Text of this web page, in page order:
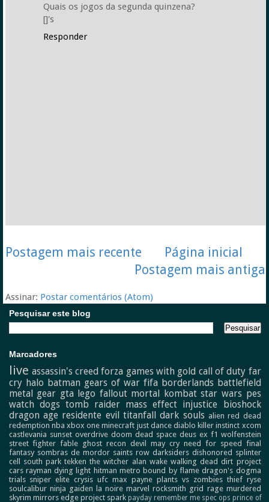
Quais os jogos da segunda quinzena?
[]'s
Responder
Postagem mais recente
Postagem mais antiga
Página inicial
Assinar: Postar comentários (Atom)
Pesquisar este blog
Marcadores
live assassin's creed forza games with gold call of duty far
cry halo batman gears of war fifa borderlands battlefield
metal gear gta lego fallout mortal kombat star wars pes
watch dogs tomb raider mass effect injustice bioshock
dragon age residente evil titanfall dark souls alien red dead
redemption nba xbox one minecraft just dance diablo killer instinct xcom
castlevania sunset overdrive doom dead space deus ex f1 wolfenstein
street fighter fable ghost recon devil may cry need for speed final
fantasy sombras de mordor saints row darksiders dishonored splinter
cell
south park tekken the witcher alan wake walking dead dirt project
cars rayman dying light hitman metro bound by flame dragon's dogma
trials sniper elite crysis ufc max payne plants vs zombies thief ryse
soulcalibur ninja gaiden la noire marvel rocksmith grid rage murdered
skyrim mirrors edge project spark payday remember me spec ops prince of